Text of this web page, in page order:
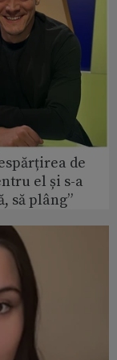
de
el și s-a
să plâng”